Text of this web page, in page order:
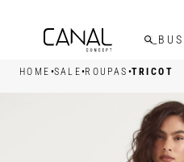
HOME •SALE•ROUPAS •TRICOT